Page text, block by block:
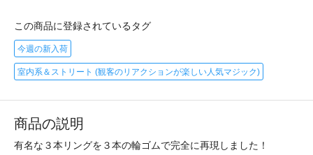
この商品に登録されているタグ
今週の新入荷
室内系＆ストリート (観客のリアクションが楽しい人気マジック)
商品の説明
有名な３本リングを３本の輪ゴムで完全に再現しました！